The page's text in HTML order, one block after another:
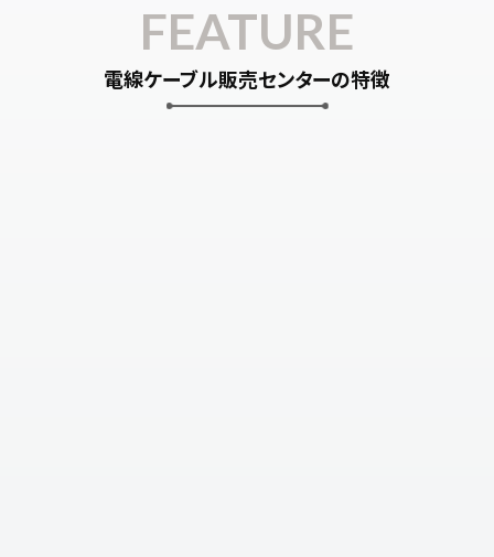
FEATURE
電線ケーブル販売センターの特徴